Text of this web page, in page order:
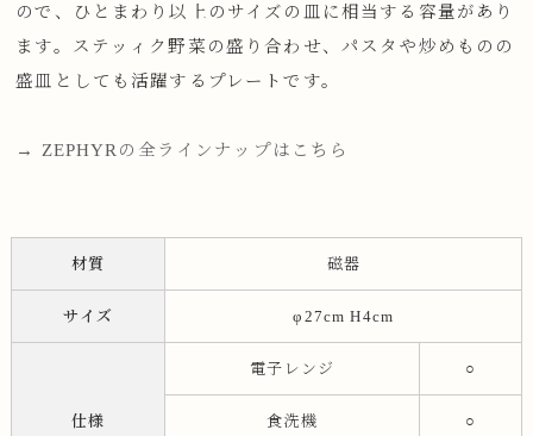
ので、ひとまわり以上のサイズの皿に相当する容量があり
ます。ステッィク野菜の盛り合わせ、パスタや炒めものの
盛皿としても活躍するプレートです。
→ ZEPHYRの全ラインナップはこちら
材質 磁器
サイズ φ27cm H4cm
仕様
電子レンジ ○
食洗機 ○